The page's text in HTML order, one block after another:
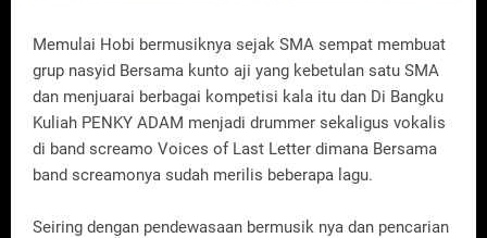
Memulai Hobi bermusiknya sejak SMA sempat membuat
grup nasyid Bersama kunto aji yang kebetulan satu SMA
dan menjuarai berbagai kompetisi kala itu dan Di Bangku
Kuliah PENKY ADAM menjadi drummer sekaligus vokalis
di band screamo Voices of Last Letter dimana Bersama
band screamonya sudah merilis beberapa lagu.
Seiring dengan pendewasaan bermusik nya dan pencarian